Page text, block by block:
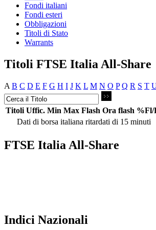
Fondi italiani
Fondi esteri
Obbligazioni
Titoli di Stato
Warrants
Titoli FTSE Italia All-Share
A B C D E F G H I J K L M N O P Q R S T
Titoli Uffic. Min Max Flash Ora flash %Fl/
Dati di borsa italiana ritardati di 15 minuti
FTSE Italia All-Share
Indici Nazionali